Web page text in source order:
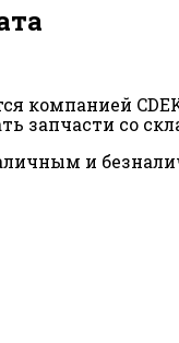
компанией
запчасти со
и